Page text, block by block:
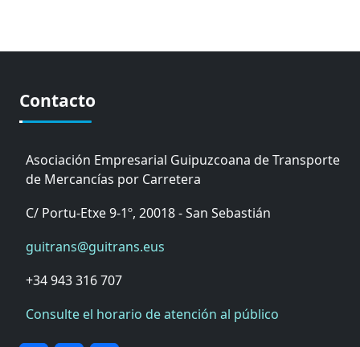
Contacto
Asociación Empresarial Guipuzcoana de Transporte
de Mercancías por Carretera
C/ Portu-Etxe 9-1º, 20018 - San Sebastián
guitrans@guitrans.eus
+34 943 316 707
Consulte el horario de atención al público